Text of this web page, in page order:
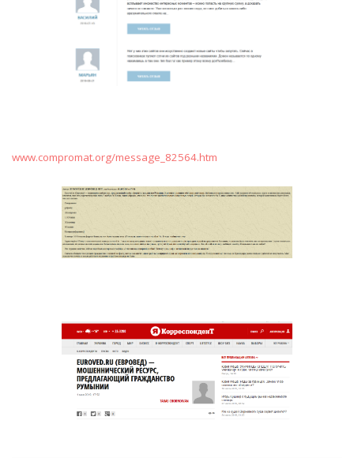
www.compromat.org/message_82564.htm